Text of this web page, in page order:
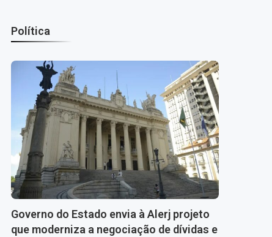
Política
Governo do Estado envia à Alerj projeto
que moderniza a negociação de dívidas e